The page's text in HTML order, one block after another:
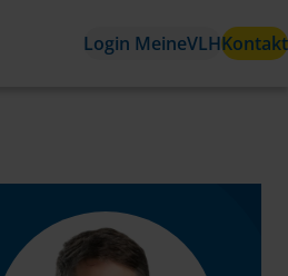
Login MeineVLHKontakt